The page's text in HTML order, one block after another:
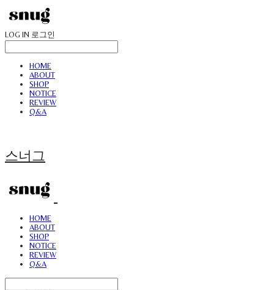
LOG IN 로그인
HOME
ABOUT
SHOP
NOTICE
REVIEW
Q&A
스너그
HOME
ABOUT
SHOP
NOTICE
REVIEW
Q&A